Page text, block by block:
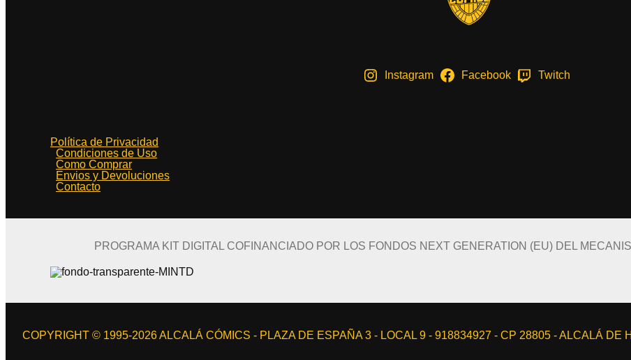
Instagram Facebook Twitch
Política de Privacidad
Condiciones de Uso
Como Comprar
Envios y Devoluciones
Contacto
PROGRAMA KIT DIGITAL COFINANCIADO POR LOS FONDOS NEXT GENERATION (EU) DEL
COPYRIGHT © 1995-2026 ALCALÁ CÓMICS - PLAZA DE ESPAÑA 3 - LOCAL 9 - 918834927 - CP 28805 - ALCALÁ DE